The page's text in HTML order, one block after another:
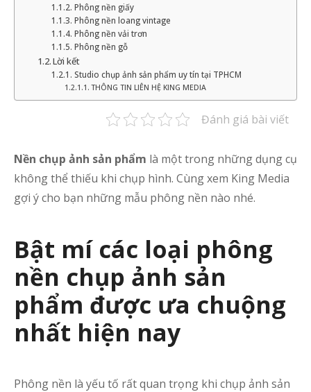
Phông nền giấy
Phông nền loang vintage
Phông nền vải trơn
Phông nền gỗ
Lời kết
Studio chụp ảnh sản phẩm uy tín tại TPHCM
THÔNG TIN LIÊN HỆ KING MEDIA
Đánh giá bài viết
Nền chụp ảnh sản phẩm là một trong những dụng cụ
không thể thiếu khi chụp hình. Cùng xem King Media
gợi ý cho bạn những mẫu phông nền nào nhé.
Bật mí các loại phông
nền chụp ảnh sản
phẩm được ưa chuộng
nhất hiện nay
Phông nền là yếu tố rất quan trọng khi chụp ảnh sản